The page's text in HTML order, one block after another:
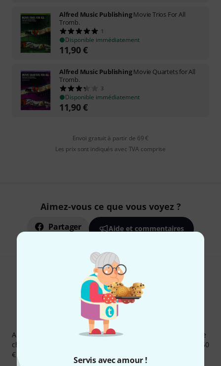
Servis avec amour !
Alfred Music PublishingMovie Trios For All
Tromb.
1
Disponible immédiatement
11,90€
Alfred Music PublishingMovie Quartets for All
Tromb.
3
Disponible immédiatement
11,90€
Envoi gratuit à partir de 69 €
Les prix sont indiqués avec TVA comprise
Aimez-vous ce que vous voyez ?
Partager Aide et commentaires
Newsletters Thomann
Abonnez-vous à la newsletter Thomann et, avec un peu de
chance, gagnez l'un des 50 bons d'achat d'une valeur de 50
€ chacun!